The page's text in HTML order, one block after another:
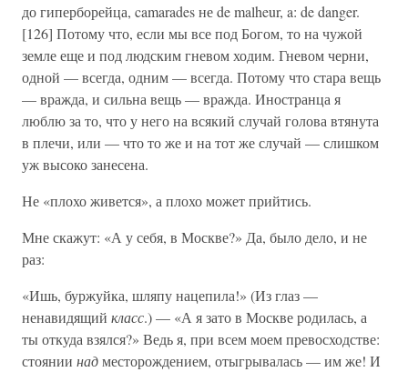
до гиперборейца, camarades не de malheur, a: de danger.
[126] Потому что, если мы все под Богом, то на чужой
земле еще и под людским гневом ходим. Гневом черни,
одной — всегда, одним — всегда. Потому что стара вещь
— вражда, и сильна вещь — вражда. Иностранца я
люблю за то, что у него на всякий случай голова втянута
в плечи, или — что то же и на тот же случай — слишком
уж высоко занесена.
Не «плохо живется», а плохо может прийтись.
Мне скажут: «А у себя, в Москве?» Да, было дело, и не
раз:
«Ишь, буржуйка, шляпу нацепила!» (Из глаз —
ненавидящий класс.) — «А я зато в Москве родилась, а
ты откуда взялся?» Ведь я, при всем моем превосходстве:
стоянии надместорождением, отыгрывалась — им же! И